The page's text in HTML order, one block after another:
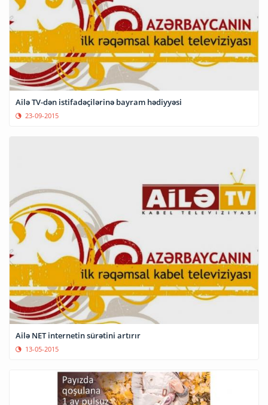
Ailə TV-dən istifadəçilərinə bayram hədiyyəsi
23-09-2015
Ailə NET internetin sürətini artırır
13-05-2015